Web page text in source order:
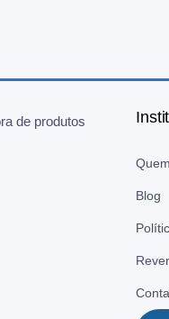
de produtos
Blog